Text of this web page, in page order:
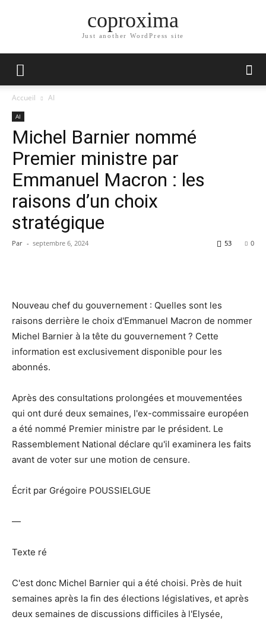
coproxima
Just another WordPress site
Accueil AI
AI
Michel Barnier nommé
Premier ministre par
Emmanuel Macron : les
raisons d’un choix
stratégique
Par - septembre 6, 2024 0
53
Nouveau chef du gouvernement : Quelles sont les
raisons derrière le choix d'Emmanuel Macron de nommer
Michel Barnier à la tête du gouvernement ? Cette
information est exclusivement disponible pour les
abonnés.
Après des consultations prolongées et mouvementées
qui ont duré deux semaines, l'ex-commissaire européen
a été nommé Premier ministre par le président. Le
Rassemblement National déclare qu'il examinera les faits
avant de voter sur une motion de censure.
Écrit par Grégoire POUSSIELGUE
—
Texte ré
C'est donc Michel Barnier qui a été choisi. Près de huit
semaines après la fin des élections législatives, et après
deux semaines de discussions difficiles à l'Elysée,